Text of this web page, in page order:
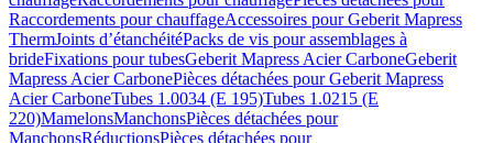
Raccordements pour chauffageAccessoires pour Geberit Mapress
ThermJoints d’étanchéitéPacks de vis pour assemblages à
brideFixations pour tubesGeberit Mapress Acier CarboneGeberit
Mapress Acier CarbonePièces détachées pour Geberit Mapress
Acier CarboneTubes 1.0034 (E 195)Tubes 1.0215 (E
220)MamelonsManchonsPièces détachées pour
ManchonsRéductionsPièces détachées pour